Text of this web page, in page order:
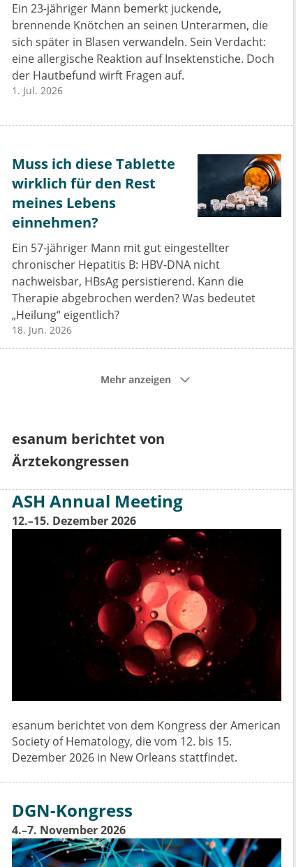
Ein 23-jähriger Mann bemerkt juckende,
brennende Knötchen an seinen Unterarmen, die
sich später in Blasen verwandeln. Sein Verdacht:
eine allergische Reaktion auf Insektenstiche. Doch
der Hautbefund wirft Fragen auf.
1. Jul. 2026
Muss ich diese Tablette
wirklich für den Rest
meines Lebens
einnehmen?
Ein 57-jähriger Mann mit gut eingestellter
chronischer Hepatitis B: HBV-DNA nicht
nachweisbar, HBsAg persistierend. Kann die
Therapie abgebrochen werden? Was bedeutet
„Heilung“ eigentlich?
18. Jun. 2026
Mehr anzeigen
esanum berichtet von
Ärztekongressen
ASH Annual Meeting
12.–15. Dezember 2026
esanum berichtet von dem Kongress der American
Society of Hematology, die vom 12. bis 15.
Dezember 2026 in New Orleans stattfindet.
DGN-Kongress
4.–7. November 2026